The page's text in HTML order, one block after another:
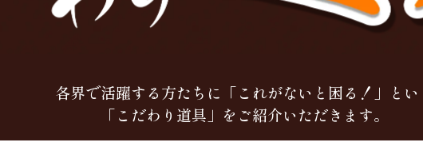
各界で活躍する方たちに「これがないと困る！」とい
「こだわり道具」をご紹介いただきます。